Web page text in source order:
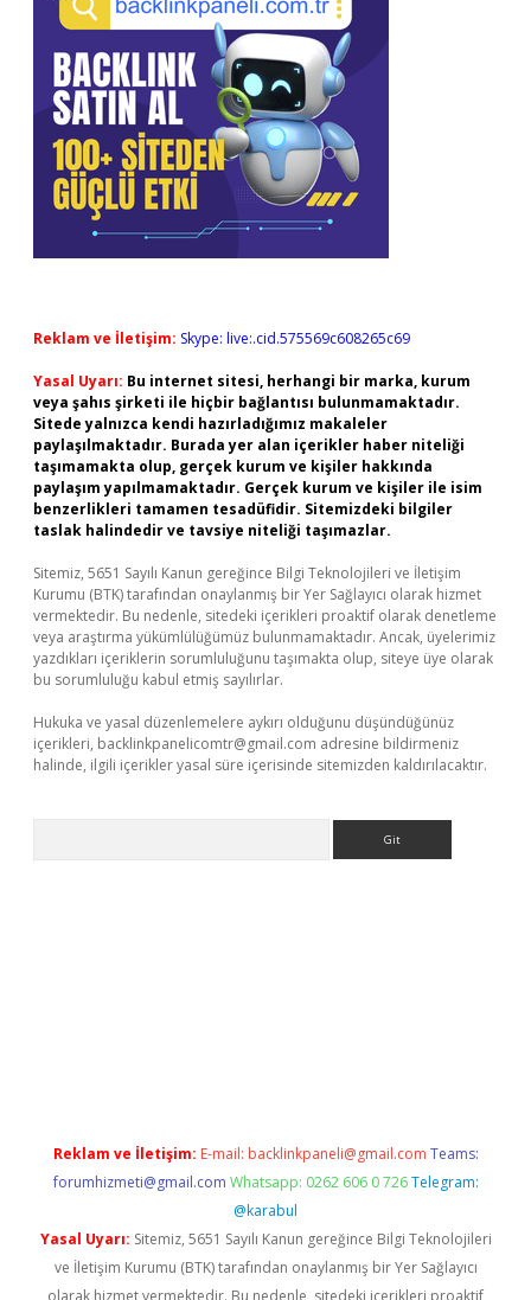
Reklam ve İletişim: Skype: live:.cid.575569c608265c69
Yasal Uyarı: Bu internet sitesi, herhangi bir marka, kurum
veya şahıs şirketi ile hiçbir bağlantısı bulunmamaktadır.
Sitede yalnızca kendi hazırladığımız makaleler
paylaşılmaktadır. Burada yer alan içerikler haber niteliği
taşımamakta olup, gerçek kurum ve kişiler hakkında
paylaşım yapılmamaktadır. Gerçek kurum ve kişiler ile isim
benzerlikleri tamamen tesadüfidir. Sitemizdeki bilgiler
taslak halindedir ve tavsiye niteliği taşımazlar.
Sitemiz, 5651 Sayılı Kanun gereğince Bilgi Teknolojileri ve İletişim
Kurumu (BTK) tarafından onaylanmış bir Yer Sağlayıcı olarak hizmet
vermektedir. Bu nedenle, sitedeki içerikleri proaktif olarak denetleme
veya araştırma yükümlülüğümüz bulunmamaktadır. Ancak, üyelerimiz
yazdıkları içeriklerin sorumluluğunu taşımakta olup, siteye üye olarak
bu sorumluluğu kabul etmiş sayılırlar.
Hukuka ve yasal düzenlemelere aykırı olduğunu düşündüğünüz
içerikleri, backlinkpanelicomtr@gmail.com adresine bildirmeniz
halinde, ilgili içerikler yasal süre içerisinde sitemizden kaldırılacaktır.
Reklam ve İletişim: E-mail: backlinkpaneli@gmail.com Teams:
forumhizmeti@gmail.com Whatsapp: 0262 606 0 726 Telegram:
@karabul
Yasal Uyarı: Sitemiz, 5651 Sayılı Kanun gereğince Bilgi Teknolojileri
ve İletişim Kurumu (BTK) tarafından onaylanmış bir Yer Sağlayıcı
olarak hizmet vermektedir. Bu nedenle, sitedeki içerikleri proaktif